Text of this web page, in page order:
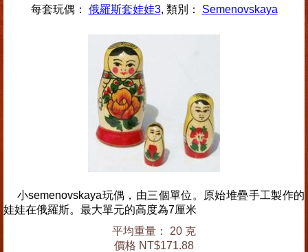
每套玩偶： 俄羅斯套娃娃3, 類別： Semenovskaya
小semenovskaya玩偶，由三個單位。原始堆疊手工製作的
娃娃在俄羅斯。最大單元的高度為7厘米
平均重量： 20 克
價格 NT$171.88